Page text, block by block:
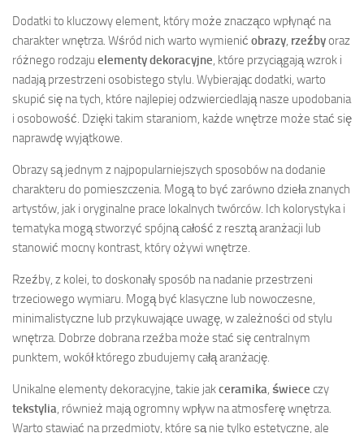
Dodatki to kluczowy element, który może znacząco wpłynąć na
charakter wnętrza. Wśród nich warto wymienić obrazy rzeźbyoraz
różnego rodzaju elementy dekoracyjne , które przyciągają wzrok i
nadają przestrzeni osobistego stylu. Wybierając dodatki, warto
skupić się na tych, które najlepiej odzwierciedlają nasze upodobania
i osobowość. Dzięki takim staraniom, każde wnętrze może stać się
naprawdę wyjątkowe.
Obrazy są jednym z najpopularniejszych sposobów na dodanie
charakteru do pomieszczenia. Mogą to być zarówno dzieła znanych
artystów, jak i oryginalne prace lokalnych twórców. Ich kolorystyka i
tematyka mogą stworzyć spójną całość z resztą aranżacji lub
stanowić mocny kontrast, który ożywi wnętrze.
Rzeźby, z kolei, to doskonały sposób na nadanie przestrzeni
trzeciowego wymiaru. Mogą być klasyczne lub nowoczesne,
minimalistyczne lub przykuwające uwagę, w zależności od stylu
wnętrza. Dobrze dobrana rzeźba może stać się centralnym
punktem, wokół którego zbudujemy całą aranżację.
Unikalne elementy dekoracyjne, takie jakceramika świece czy
tekstylia , również mają ogromny wpływ na atmosferę wnętrza.
Warto stawiać na przedmioty, które są nie tylko estetyczne, ale